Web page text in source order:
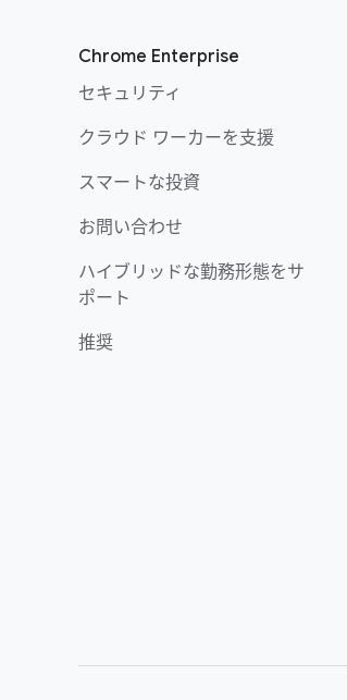
Chrome Enterprise
セキュリティ
クラウド ワーカーを支援
スマートな投資
お問い合わせ
ハイブリッドな勤務形態をサ
ポート
推奨